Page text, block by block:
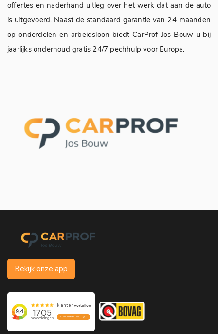
offertes en naderhand uitleg over het werk dat aan de auto
is uitgevoerd. Naast de standaard garantie van 24 maanden
op onderdelen en arbeidsloon biedt CarProf Jos Bouw u bij
jaarlijks onderhoud gratis 24/7 pechhulp voor Europa.
Bekijk onze app